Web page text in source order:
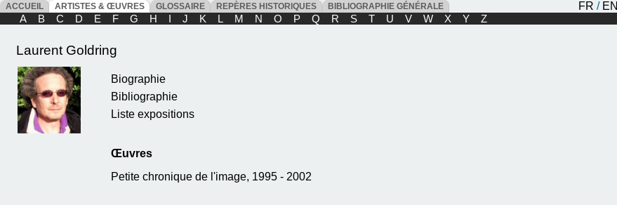
ACCUEIL ARTISTES & ŒUVRES GLOSSAIRE REPÈRES HISTORIQUES BIBLIOGRAPHIE GÉNÉRALE FR / EN
A
B C D E F G H I J K L M N O P Q R S T U V W X Y Z